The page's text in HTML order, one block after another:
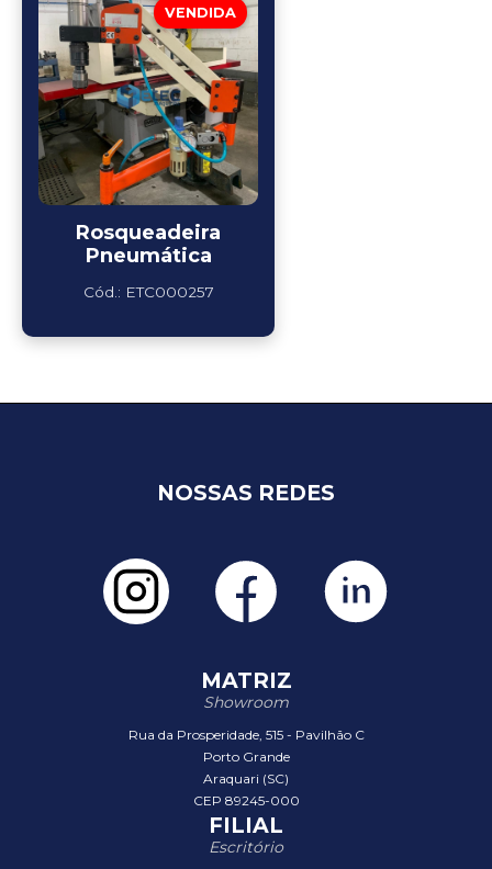
VENDIDA
Rosqueadeira
Pneumática
Cód.: ETC000257
NOSSAS REDES
MATRIZ
Showroom
Rua da Prosperidade, 515 - Pavilhão C
Porto Grande
Araquari (SC)
CEP 89245-000
FILIAL
Escritório